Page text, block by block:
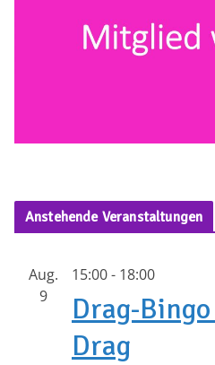
Anstehende Veranstaltungen
Aug.
9
15:00- 18:00
Drag-
Drag